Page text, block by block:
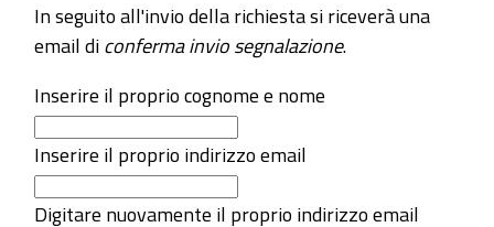
In seguito all'invio della richiesta si riceverà una
email diconferma invio segnalazione.
Inserire il proprio cognome e nome
Inserire il proprio indirizzo email
Digitare nuovamente il proprio indirizzo email